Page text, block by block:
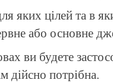
яких цілей та в
або основне
ви будете
дійсно потрібна.